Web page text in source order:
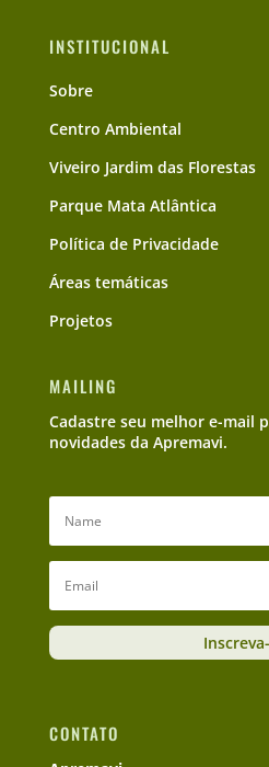
INSTITUCIONAL
Sobre
Centro Ambiental
Viveiro Jardim das Florestas
Parque Mata Atlântica
Política de Privacidade
Áreas temáticas
Projetos
MAILING
Cadastre seu melhor e-mail
novidades da Apremavi.
CONTATO